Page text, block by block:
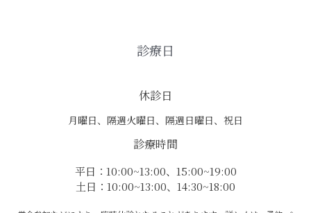
診療日
休診日
月曜日、隔週火曜日、隔週日曜日、祝日
診療時間
平日：10:00~13:00、15:00~19:00
土日：10:00~13:00、14:30~18:00